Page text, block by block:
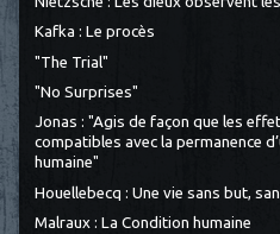
Kafka : Le procès
"The Trial"
"No Surprises"
Jonas : "Agis de façon que les
compatibles avec la permanence
humaine"
Houellebecq : Une vie sans but,
Malraux : La Condition humaine